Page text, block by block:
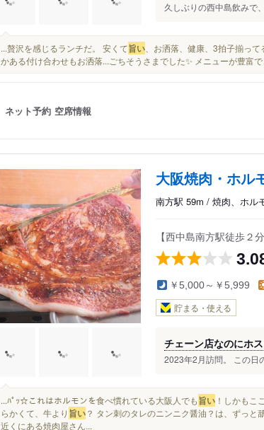
久しぶりの西中島飲みで
...贅沢を感じるランチだ。 安くて旨い 、お洒落、健康、3拍子揃っ
かある付け合わせもお洒落...ごちそうさまでした✨ メニューが豊富で
ネット予約 空席情報
大阪焼肉・ホル
南方駅 59m / 焼肉、ホル
【西中島南方駅徒歩２
￥5,000～￥5,999
貯まる・使える
チェーン店なのにホ
2023年2月訪問。 この日
...ﾊﾟｯ☆これはホルモンを食べ慣れている大阪人でも 旨い ！しかもこ
らかくて、牛より 旨い？ タン刺のタレのニンニク醤油？は、ずっ
近くにある焼肉屋さん...